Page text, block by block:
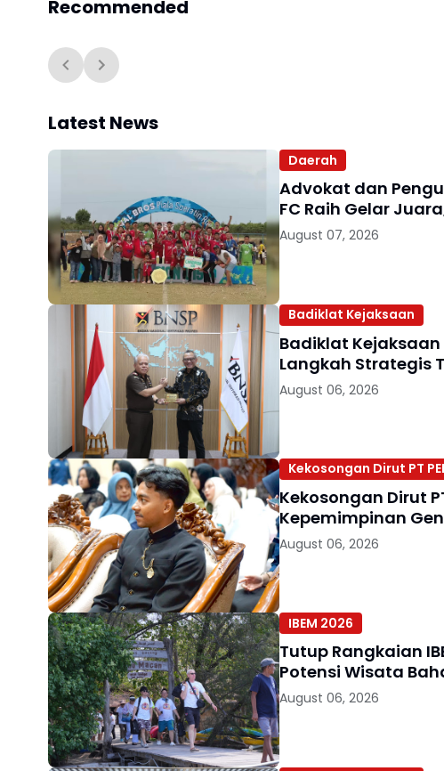
Recommended
Latest News
Daerah
Advokat dan
FC Raih Gelar
August 07, 2026
Badiklat Kejaksaan
Badiklat Kejaksaan
Langkah Strategis
August 06, 2026
Kekosongan Dirut PT
Kekosongan Dirut
Kepemimpinan
August 06, 2026
IBEM 2026
Tutup Rangkaian
Potensi Wisata
August 06, 2026